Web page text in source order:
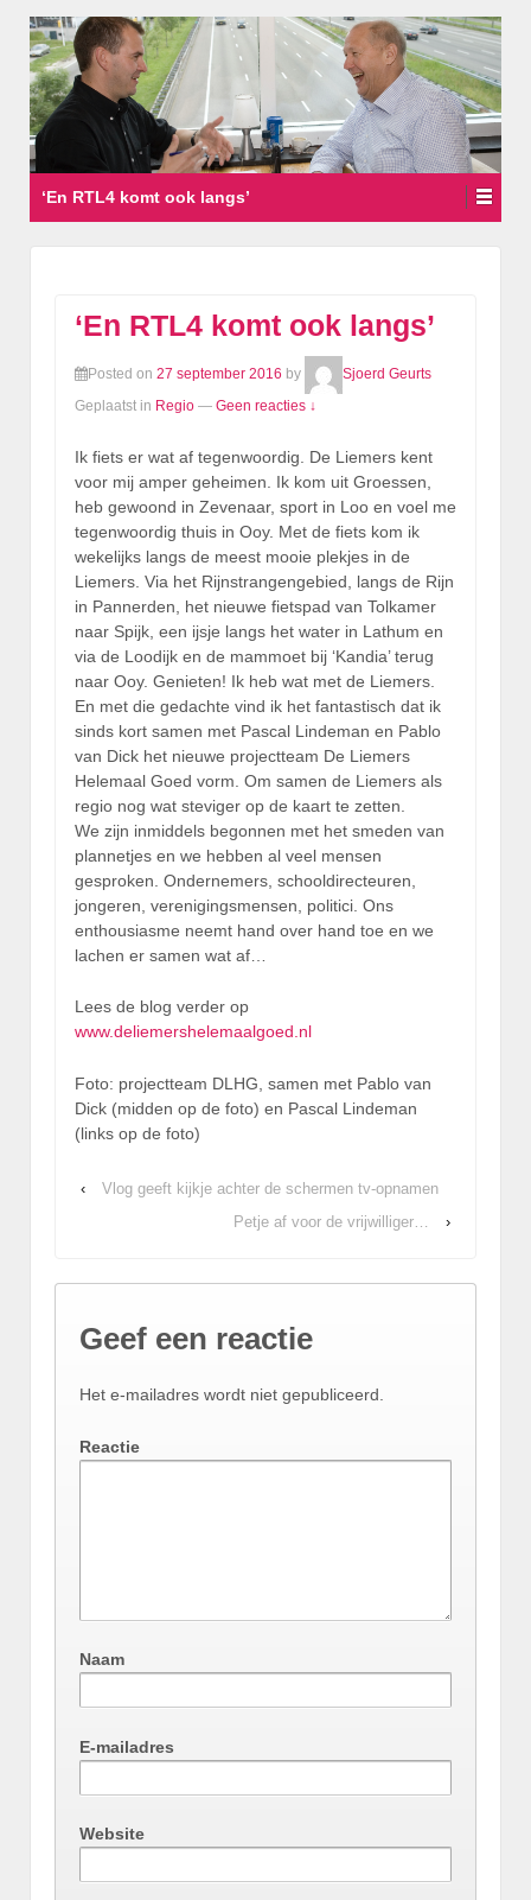
‘En RTL4 komt ook langs’
‘En RTL4 komt ook langs’
Posted on 27 september 2016 by
Sjoerd Geurts
Geplaatst in Regio — Geen reacties ↓
Ik fiets er wat af tegenwoordig. De Liemers kent
voor mij amper geheimen. Ik kom uit Groessen,
heb gewoond in Zevenaar, sport in Loo en voel me
tegenwoordig thuis in Ooy. Met de fiets kom ik
wekelijks langs de meest mooie plekjes in de
Liemers. Via het Rijnstrangengebied, langs de Rijn
in Pannerden, het nieuwe fietspad van Tolkamer
naar Spijk, een ijsje langs het water in Lathum en
via de Loodijk en de mammoet bij ‘Kandia’ terug
naar Ooy. Genieten! Ik heb wat met de Liemers.
En met die gedachte vind ik het fantastisch dat ik
sinds kort samen met Pascal Lindeman en Pablo
van Dick het nieuwe projectteam De Liemers
Helemaal Goed vorm. Om samen de Liemers als
regio nog wat steviger op de kaart te zetten.
We zijn inmiddels begonnen met het smeden van
plannetjes en we hebben al veel mensen
gesproken. Ondernemers, schooldirecteuren,
jongeren, verenigingsmensen, politici. Ons
enthousiasme neemt hand over hand toe en we
lachen er samen wat af…
Lees de blog verder op
www.deliemershelemaalgoed.nl
Foto: projectteam DLHG, samen met Pablo van
Dick (midden op de foto) en Pascal Lindeman
(links op de foto)
‹
Vlog geeft kijkje achter de schermen tv-opnamen
Petje af voor de vrijwilliger…
›
Geef een reactie
Het e-mailadres wordt niet gepubliceerd.
Reactie
Naam
E-mailadres
Website